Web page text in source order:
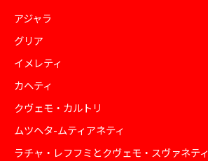
アジャラ
グリア
イメレティ
カヘティ
クヴェモ・カルトリ
ムツヘタ-ムティアネティ
ラチャ・レフフミとクヴェモ・スヴァネティ